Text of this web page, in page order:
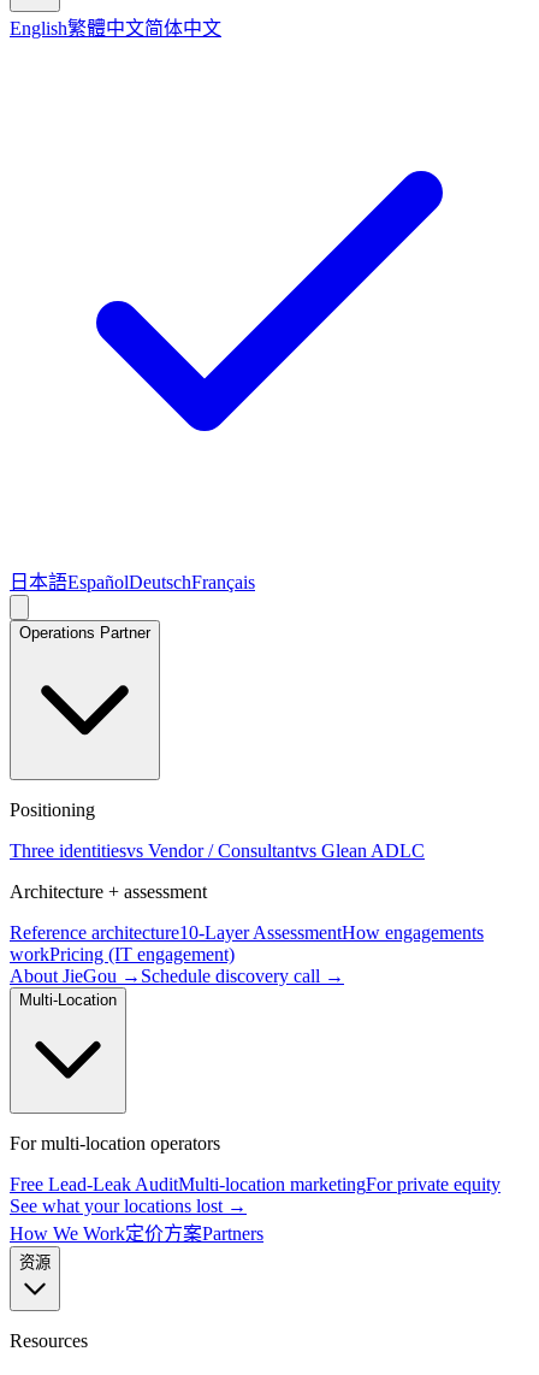
English繁體中文简体中文
日本語EspañolDeutschFrançais
Operations Partner
Positioning
Three identitiesvs Vendor / Consultantvs Glean ADLC
Architecture + assessment
Reference architecture10-Layer AssessmentHow engagements
workPricing (IT engagement)
About JieGou → Schedule discovery call →
Multi-Location
For multi-location operators
Free Lead-Leak AuditMulti-location marketingFor private equity
See what your locations lost →
How We Work定价方案Partners
资源
Resources